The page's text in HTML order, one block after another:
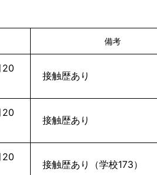
備考
20
接触歴あり
20
接触歴あり
20
接触歴あり（学校173）